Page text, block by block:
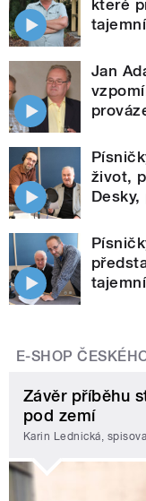
které
Jan
život,
E-SHOP
Závěr příběhu
pod zemí
Karin Lednická,